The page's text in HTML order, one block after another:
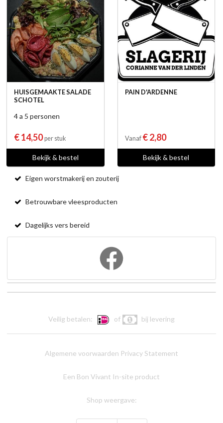
HUISGEMAAKTE SALADE
SCHOTEL
4 a 5 personen
€ 14,50per stuk
Bekijk & bestel
PAIN D'ARDENNE
Vanaf € 2,80
Bekijk & bestel
Eigen worstmakerij en zouterij
Betrouwbare vleesproducten
Dagelijks vers bereid
Veilig betalen: of bij levering
Algemene voorwaarden Privacy Statement
Een Bon Vivant In-site product
Shop weergave: